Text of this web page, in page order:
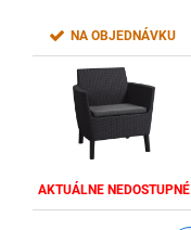
NA OBJEDNÁVKU
AKTUÁLNE NEDOSTUPNÉ